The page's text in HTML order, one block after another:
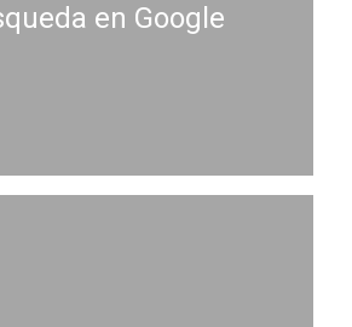
en Google